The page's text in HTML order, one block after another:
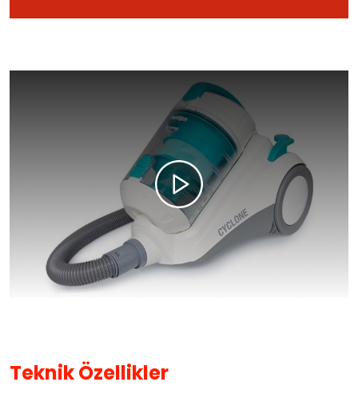
Teknik Özellikler